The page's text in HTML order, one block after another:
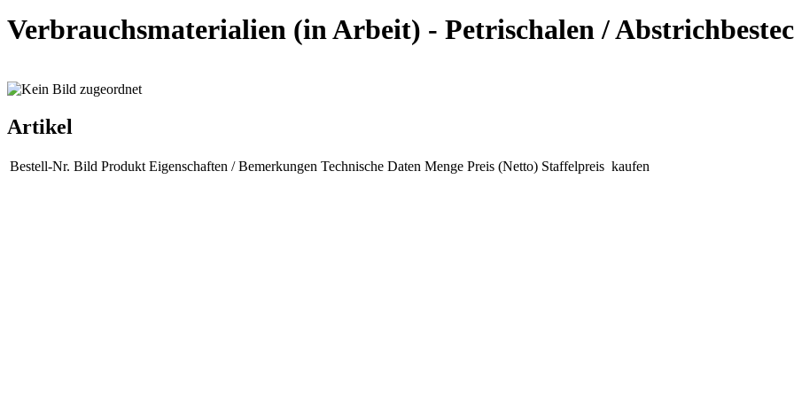
Verbrauchsmaterialien (in Arbeit) - Petrischalen /
Artikel
Bestell-Nr. Bild Produkt Eigenschaften / Bemerkungen Technische Daten Menge Preis (Netto) Staffelpreis kaufen